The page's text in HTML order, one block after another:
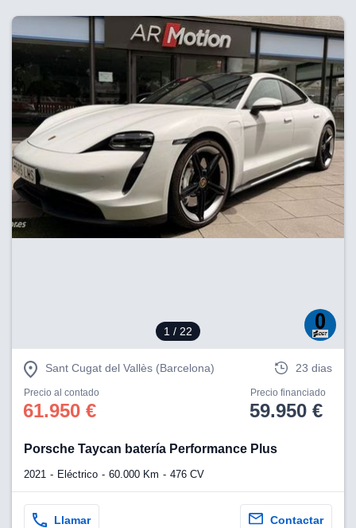
1 / 22
Sant Cugat del Vallès (Barcelona) 23 dias
Precio al contado
61.950 €
Precio financiado
59.950 €
Porsche Taycan batería Performance Plus
2021 Eléctrico 60.000 Km 476 CV
Llamar Contactar